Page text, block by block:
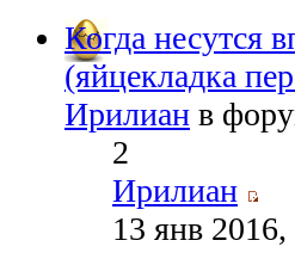
Когда несутся
(яйцекладка
Ирилиан в
2
Ирилиан
13 янв